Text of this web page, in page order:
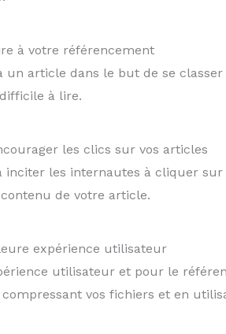
à votre référencement
article dans le but de se
à lire.
les clics sur vos articles
les internautes à cliquer
de votre article.
expérience utilisateur
utilisateur et pour le
vos fichiers et en